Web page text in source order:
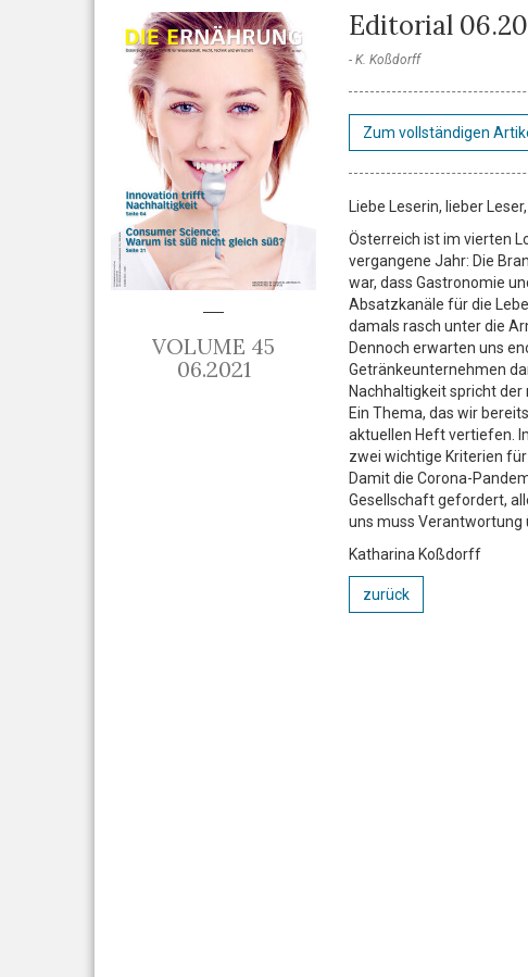
VOLUME 45
06.2021
Editorial
K. Koßdorff
Zum vollständigen
Liebe Leserin, lieber Leser,
Österreich ist im vierten
vergangene Jahr: Die
war, dass Gastronomie
Absatzkanäle für die
damals rasch unter die
Dennoch erwarten uns
Getränkeunternehmen
Nachhaltigkeit spricht der
Ein Thema, das wir
aktuellen Heft vertiefen.
zwei wichtige Kriterien
Damit die Corona-
Gesellschaft gefordert,
uns muss Verantwortung
Katharina Koßdorff
zurück